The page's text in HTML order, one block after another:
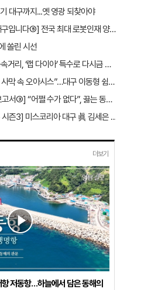
대구까지...옛 영광 되찾아야
[여기는 AI로봇 수도 대구입니다⑤] 전국 최대 로봇인재 양성소…“대구산업 맞춤형 교육과정 만들자”
쏠린 시선
[Y르포] 대구 교동귀금속거리, ‘랩 다이아’ 특수로 다시금 활기…“반짝 인기 의존 않는 지속 가능 성장 동력 마련해야”
[폭염 지옥] “아스팔트 사막 속 오아시스”…대구 이동형 쉼터 버스 ‘북적’, 지하철역도 ‘바글’
[대구·경북 기후재난 보고서③] “어쩔 수가 없다”, 끓는 동해…‘절멸 위기’ 경북 수산업
[나눔 캠페인 통·나·무 시즌3] 미스코리아 대구 眞 김세은 “내가 받은 응원, 다음 사람에게”
더보기
저동항…하늘에서 담은 동해의